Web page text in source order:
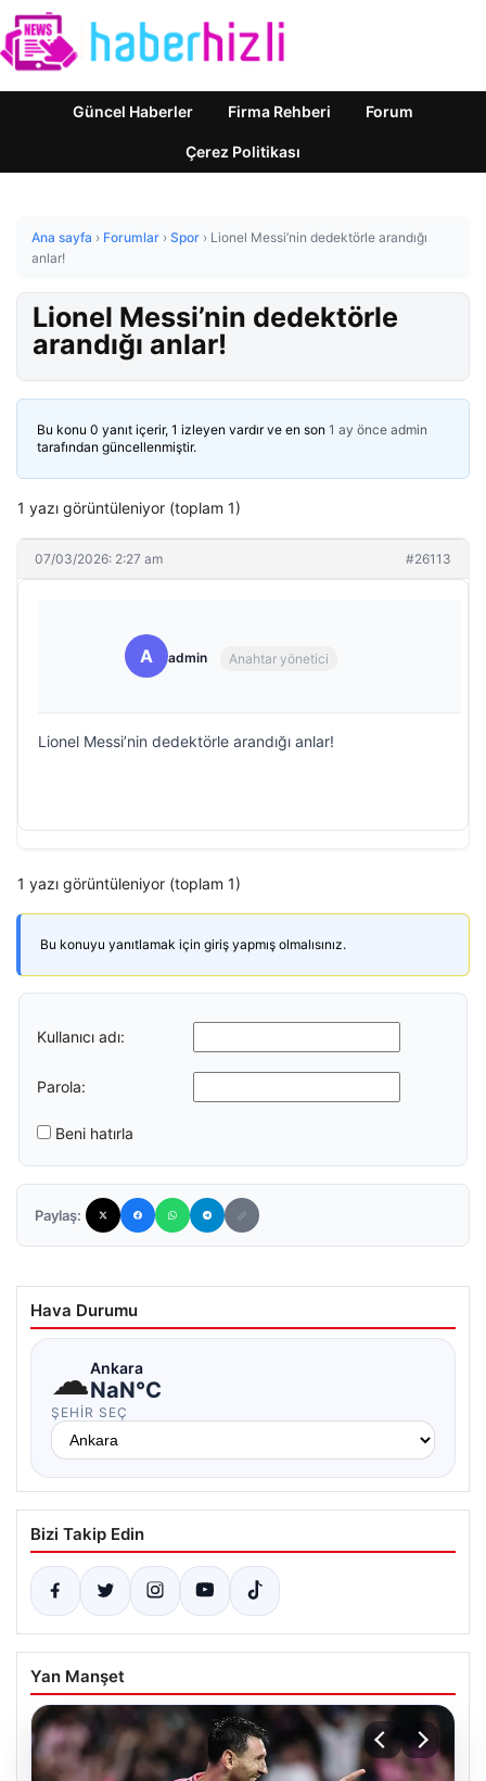
Güncel Haberler Firma Rehberi Forum
Çerez Politikası
Ana sayfa › Forumlar › Spor › Lionel Messi’nin dedektörle arandığı
anlar!
Lionel Messi’nin dedektörle
arandığı anlar!
Bu konu 0 yanıt içerir, 1 izleyen vardır ve en son 1 ay önce admin
tarafından güncellenmiştir.
1 yazı görüntüleniyor (toplam 1)
07/03/2026: 2:27 am #26113
A admin Anahtar yönetici
Lionel Messi’nin dedektörle arandığı anlar!
1 yazı görüntüleniyor (toplam 1)
Bu konuyu yanıtlamak için giriş yapmış olmalısınız.
Kullanıcı adı:
Parola:
Beni hatırla
Paylaş:
Hava Durumu
☁Ankara
NaN°C
ŞEHIR SEÇ
Bizi Takip Edin
Yan Manşet